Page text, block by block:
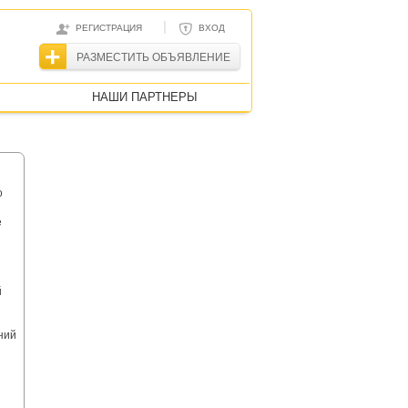
РЕГИСТРАЦИЯ | ВХОД
РАЗМЕСТИТЬ ОБЪЯВЛЕНИЕ
НАШИ ПАРТНЕРЫ